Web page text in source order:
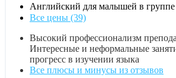
Английский для малышей в
Все цены (39)
Высокий профессионализм
Интересные и неформальные
прогресс в изучении языка
Все плюсы и минусы из отзывов